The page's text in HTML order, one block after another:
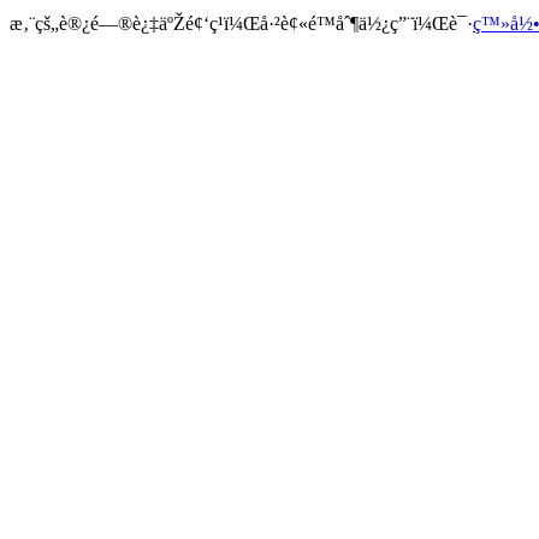
æ‚¨çš„è®¿é—®è¿‡äºŽé¢‘ç¹ï¼Œå·²è¢«é™åˆ¶ä½¿ç”¨ï¼Œè¯·ç™»å½•